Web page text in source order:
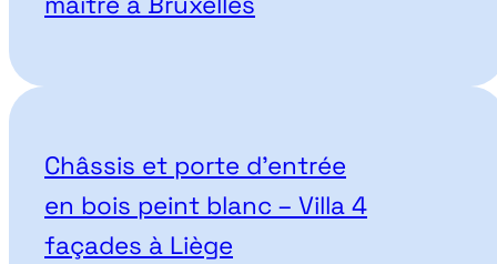
Châssis et porte d’entrée
en bois peint blanc – Villa 4
façades à Liège